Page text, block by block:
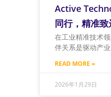
Active
同行，精准致
在工业精准技术
伴关系是驱动产
READ MORE »
2026年1月29日